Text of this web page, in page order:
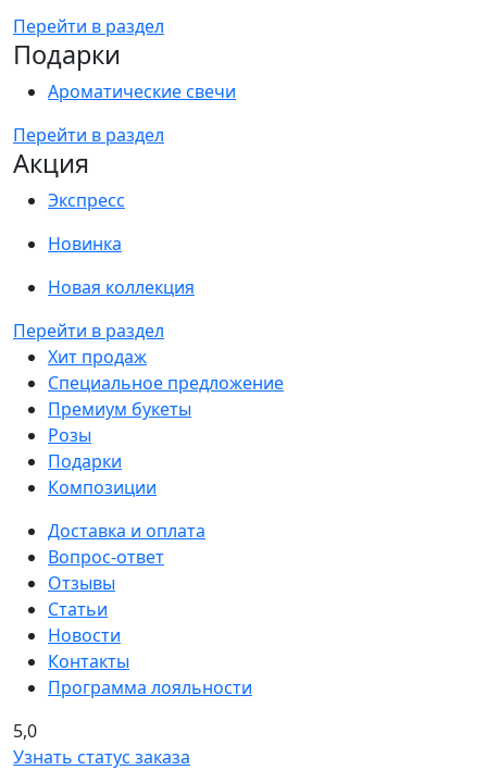
Перейти в раздел
Подарки
Ароматические свечи
Перейти в раздел
Акция
Экспресс
Новинка
Новая коллекция
Перейти в раздел
Хит продаж
Специальное предложение
Премиум букеты
Розы
Подарки
Композиции
Доставка и оплата
Вопрос-ответ
Отзывы
Статьи
Новости
Контакты
Программа лояльности
5,0
Узнать статус заказа